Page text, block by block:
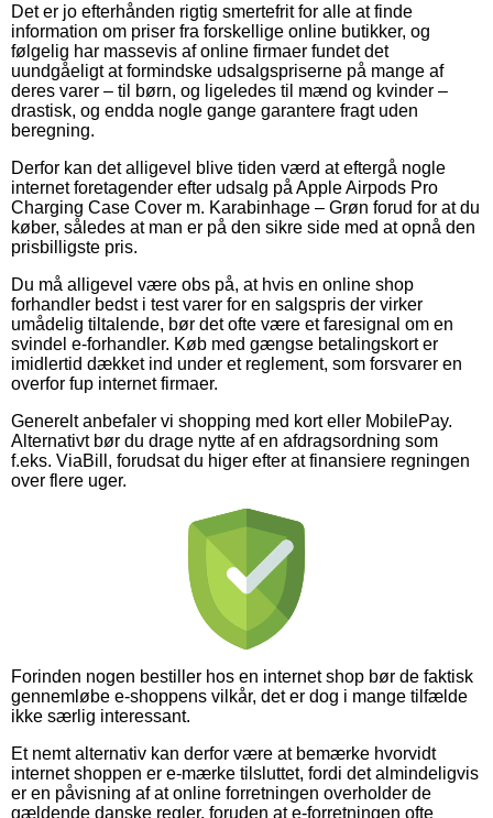
Det er jo efterhånden rigtig smertefrit for alle at finde
information om priser fra forskellige online butikker, og
følgelig har massevis af online firmaer fundet det
uundgåeligt at formindske udsalgspriserne på mange af
deres varer – til børn, og ligeledes til mænd og kvinder –
drastisk, og endda nogle gange garantere fragt uden
beregning.
Derfor kan det alligevel blive tiden værd at eftergå nogle
internet foretagender efter udsalg på Apple Airpods Pro
Charging Case Cover m. Karabinhage – Grøn forud for at du
køber, således at man er på den sikre side med at opnå den
prisbilligste pris.
Du må alligevel være obs på, at hvis en online shop
forhandler bedst i test varer for en salgspris der virker
umådelig tiltalende, bør det ofte være et faresignal om en
svindel e-forhandler. Køb med gængse betalingskort er
imidlertid dækket ind under et reglement, som forsvarer en
overfor fup internet firmaer.
Generelt anbefaler vi shopping med kort eller MobilePay.
Alternativt bør du drage nytte af en afdragsordning som
f.eks. ViaBill, forudsat du higer efter at finansiere regningen
over flere uger.
Forinden nogen bestiller hos en internet shop bør de faktisk
gennemløbe e-shoppens vilkår, det er dog i mange tilfælde
ikke særlig interessant.
Et nemt alternativ kan derfor være at bemærke hvorvidt
internet shoppen er e-mærke tilsluttet, fordi det almindeligvis
er en påvisning af at online forretningen overholder de
gældende danske regler, foruden at e-forretningen ofte